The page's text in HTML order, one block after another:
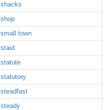
shacks
shop
small town
staid
statute
statutory
steadfast
steady